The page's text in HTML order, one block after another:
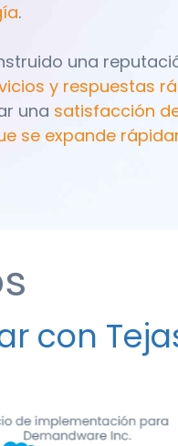
.
una
y respuestas
una satisfacción
se expande
con